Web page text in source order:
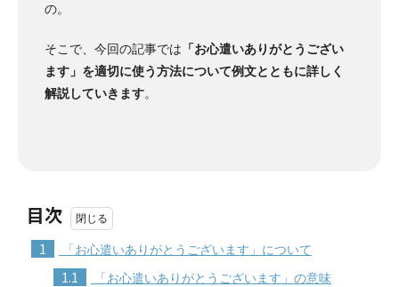
の。
そこで、今回の記事では 「お心遣いありがとうござい
ます」を適切に使う方法について例文とともに詳しく
解説していきます。
目次
1 「お心遣いありがとうございます」について
1.1 「お心遣いありがとうございます」の意味